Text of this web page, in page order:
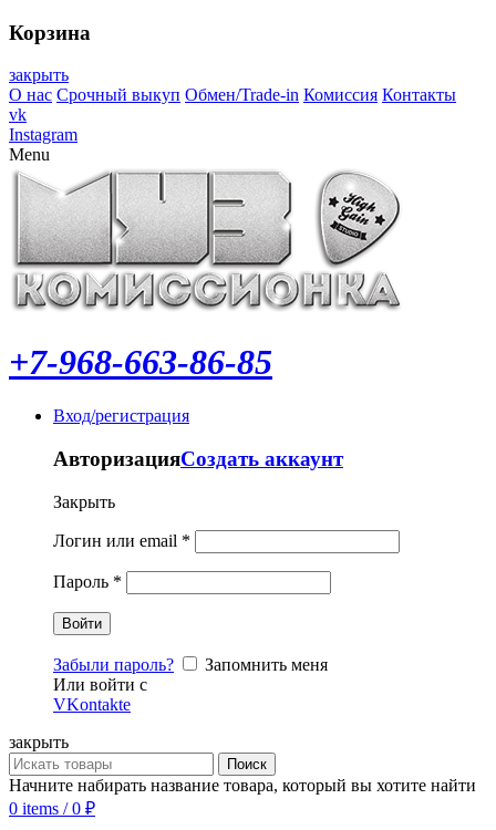
Корзина
закрыть
О нас Срочный выкуп Обмен/Trade-in Комиссия Контакты
vk
Instagram
Menu
+7-968-663-86-85
Вход/регистрация
АвторизацияСоздать аккаунт
Закрыть
Логин или email *
Пароль *
Забыли пароль?
Запомнить меня
Или войти с
VKontakte
закрыть
Поиск
Начните набирать название товара, который вы хотите найти
0 items / 0 ₽